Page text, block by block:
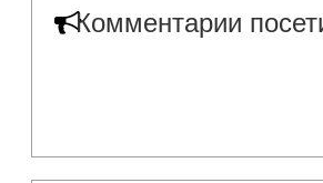
Комментарии